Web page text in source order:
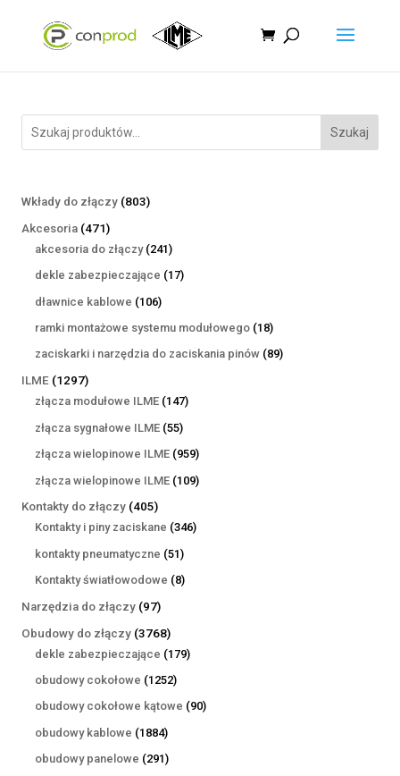
Szukaj
Wkłady do złączy 803803
Akcesoria 471471
produktów
akcesoria do złączy 241241
produktów
dekle zabezpieczające 1717
dławnice kablowe 106106
produktów
ramki montażowe systemu modułowego 1818
produktów
zaciskarki i narzędzia do zaciskania pinów 8989
ILME 12971297
produktów
złącza modułowe ILME 147147
złącza sygnałowe ILME 5555
produktów
złącza wielopinowe ILME 959959
produktów
złącza wielopinowe ILME 109109
Kontakty do złączy 405405
produktów
Kontakty i piny zaciskane 346346
kontakty pneumatyczne 5151
produktów
Kontakty światłowodowe 88
Narzędzia do złączy 9797
produktów
Obudowy do złączy 37683768
produktów
dekle zabezpieczające 179179
obudowy cokołowe 12521252
produkty
obudowy cokołowe kątowe 9090
obudowy kablowe 18841884
produkty
obudowy panelowe 291291